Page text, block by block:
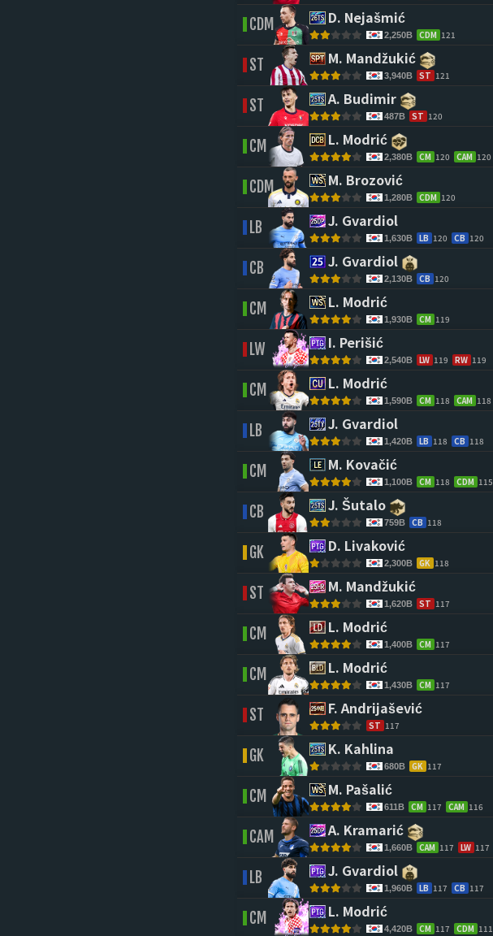
CDM D. Nejašmić
2,250B CDM 121
ST M. Mandžukić
3,940B ST 121
ST A. Budimir
487B ST 120
CM L. Modrić
2,380B CM 120 CAM 120
CDM M. Brozović
1,280B CDM 120
LB J. Gvardiol
1,630B LB 120 CB 120
CB J. Gvardiol
2,130B CB 120
CM L. Modrić
1,930B CM 119
LW I. Perišić
2,540B LW 119 RW 119
CM L. Modrić
1,590B CM 118 CAM 118
LB J. Gvardiol
1,420B LB 118 CB 118
CM M. Kovačić
1,100B CM 118 CDM 115
CB J. Šutalo
759B CB 118
GK D. Livaković
2,300B GK 118
ST M. Mandžukić
1,620B ST 117
CM L. Modrić
1,400B CM 117
CM L. Modrić
1,430B CM 117
ST F. Andrijašević
ST 117
GK K. Kahlina
680B GK 117
CM M. Pašalić
611B CM 117 CAM 116
CAM A. Kramarić
1,660B CAM 117 LW 117
LB J. Gvardiol
1,960B LB 117 CB 117
CM L. Modrić
4,420B CM 117 CDM 111